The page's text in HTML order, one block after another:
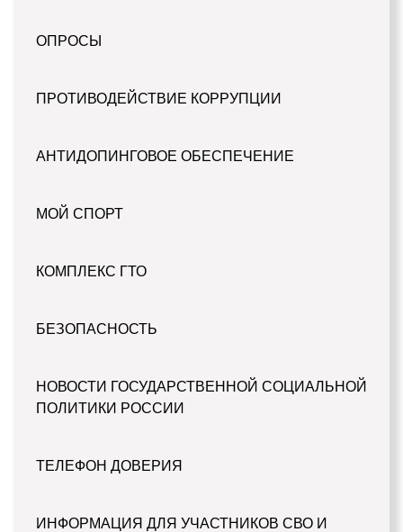
ОПРОСЫ
ПРОТИВОДЕЙСТВИЕ КОРРУПЦИИ
АНТИДОПИНГОВОЕ ОБЕСПЕЧЕНИЕ
МОЙ СПОРТ
КОМПЛЕКС ГТО
БЕЗОПАСНОСТЬ
НОВОСТИ ГОСУДАРСТВЕННОЙ СОЦИАЛЬНОЙ
ПОЛИТИКИ РОССИИ
ТЕЛЕФОН ДОВЕРИЯ
ИНФОРМАЦИЯ ДЛЯ УЧАСТНИКОВ СВО И